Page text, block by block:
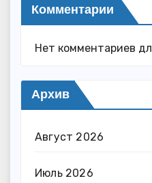
Комментарии
Нет комментариев
Архив
Август 2026
Июль 2026